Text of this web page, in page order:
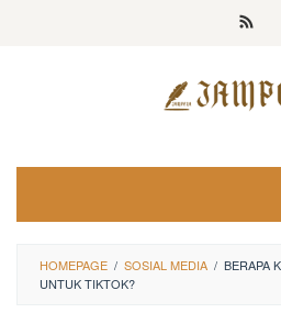
HOMEPAGE / SOSIAL MEDIA / BERAPA
UNTUK TIKTOK?